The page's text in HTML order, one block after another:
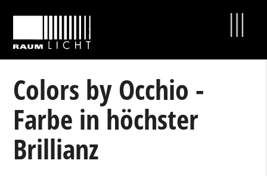
Colors by Occhio -
Farbe in höchster
Brillianz